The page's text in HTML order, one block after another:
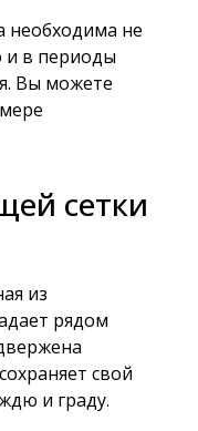
необходима не
и в периоды
Вы можете
сетки
из
рядом
свой
и граду.